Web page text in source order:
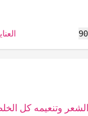
وتنعيمه كل